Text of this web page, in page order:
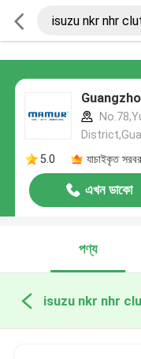
5.0
যাচাইকৃত
এখন ডাকো
পণ্য